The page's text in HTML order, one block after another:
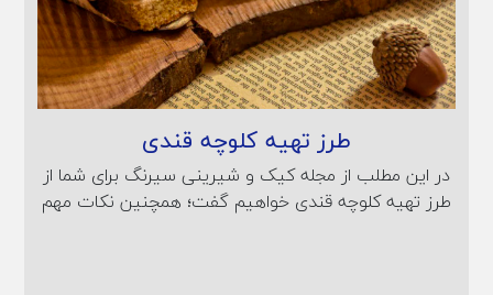
طرز تهیه کلوچه قندی
در این مطلب از مجله کیک و شیرینی سیرنگ برای شما از
طرز تهیه کلوچه قندی خواهیم گفت؛ همچنین نکات مهم